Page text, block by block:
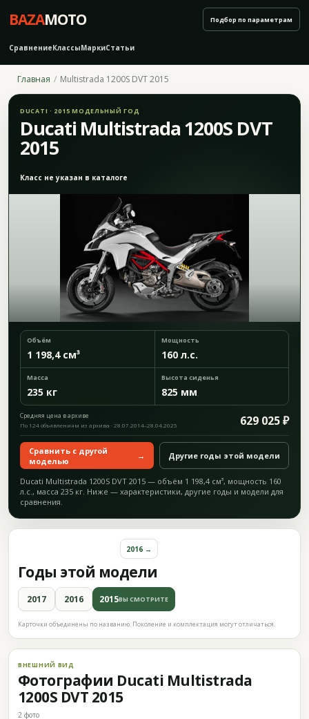
BAZAMOTO
СравнениеКлассыМаркиСтатьи
Подбор по параметрам
Главная Multistrada 1200S DVT 2015
DUCATI · 2015 МОДЕЛЬНЫЙ ГОД
Ducati Multistrada 1200S DVT
2015
Класс не указан в каталоге
Объём
1 198,4 см³
Мощность
160 л.с.
Масса
235 кг
Высота сиденья
825 мм
Средняя цена в архиве 629 025 ₽
По 124 объявлениям из архива · 28.07.2014–28.04.2025
Сравнить с другой
моделью
→ Другие годы этой модели
Ducati Multistrada 1200S DVT 2015 — объём 1 198,4 см³, мощность 160
л.с., масса 235 кг. Ниже — характеристики, другие годы и модели для
сравнения.
Годы этой модели
2016 →
2017 2016 2015ВЫ СМОТРИТЕ
Карточки объединены по названию. Поколение и комплектация могут отличаться.
ВНЕШНИЙ ВИД
Фотографии Ducati Multistrada
1200S DVT 2015
2 фото